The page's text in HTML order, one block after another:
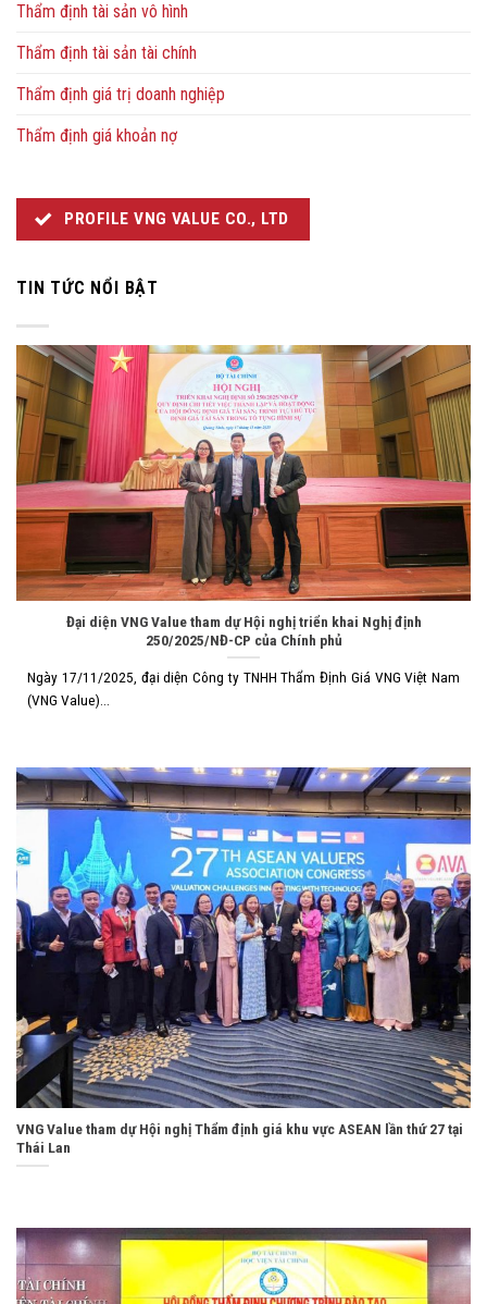
Thẩm định tài sản vô hình
Thẩm định tài sản tài chính
Thẩm định giá trị doanh nghiệp
Thẩm định giá khoản nợ
PROFILE VNG VALUE CO., LTD
TIN TỨC NỔI BẬT
Đại diện VNG Value tham dự Hội nghị triển khai Nghị định
250/2025/NĐ-CP của Chính phủ
Ngày 17/11/2025, đại diện Công ty TNHH Thẩm Định Giá VNG Việt Nam
(VNG Value)...
VNG Value tham dự Hội nghị Thẩm định giá khu vực ASEAN lần thứ 27 tại
Thái Lan